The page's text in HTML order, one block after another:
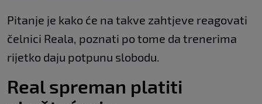
Pitanje je kako će na takve zahtjeve reagovati
čelnici Reala, poznati po tome da trenerima
rijetko daju potpunu slobodu.
Real spreman platiti